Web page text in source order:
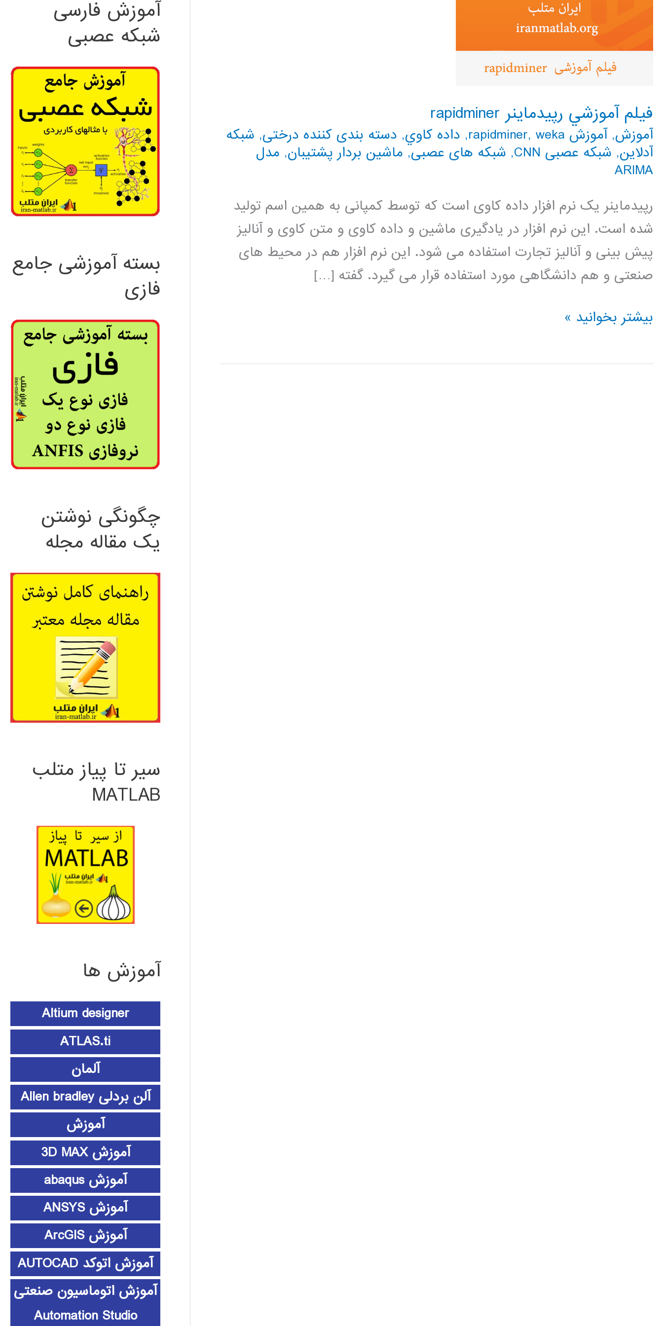
فيلم آموزشي رپيدماينر rapidminer
آموزش,آموزش rapidminer , weka
, داده كاوي, دسته بندی کننده درختی, شبکه
آدلاین, شبکه عصبی CNN , شبکه های عصبی, ماشین بردار پشتیبان, مدل
ARIMA
رپیدماینر یک نرم افزار داده کاوی است که توسط کمپانی به همین اسم تولید
شده است. این نرم افزار در یادگیری ماشین و داده کاوی و متن کاوی و آنالیز
پیش بینی و آنالیز تجارت استفاده می شود. این نرم افزار هم در محیط های
صنعتی و هم دانشگاهی مورد استفاده قرار می گیرد. گفته […]
فيلم
رپيدماينر
بیشتر بخوانید »
آموزش فارسی
شبکه عصبی
بسته آموزشی جامع
فازی
چگونگی نوشتن
یک مقاله مجله
سیر تا پیاز متلب
MATLAB
آموزش ها
Altium designer
ATLAS.ti
آلمان
آلن بردلی Allen bradley
آموزش
آموزش 3D MAX
آموزش abaqus
آموزش ANSYS
آموزش ArcGIS
آموزش اتوکد AUTOCAD
آموزش اتوماسیون صنعتی
Automation Studio